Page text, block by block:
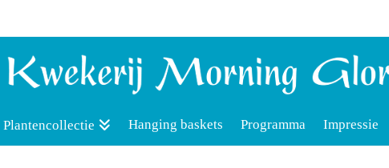
Plantencollectie Hanging baskets Programma Impressie